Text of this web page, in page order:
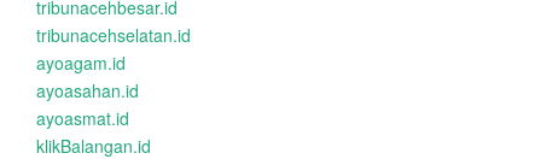
tribunacehbesar.id
tribunacehselatan.id
ayoagam.id
ayoasahan.id
ayoasmat.id
klikBalangan.id